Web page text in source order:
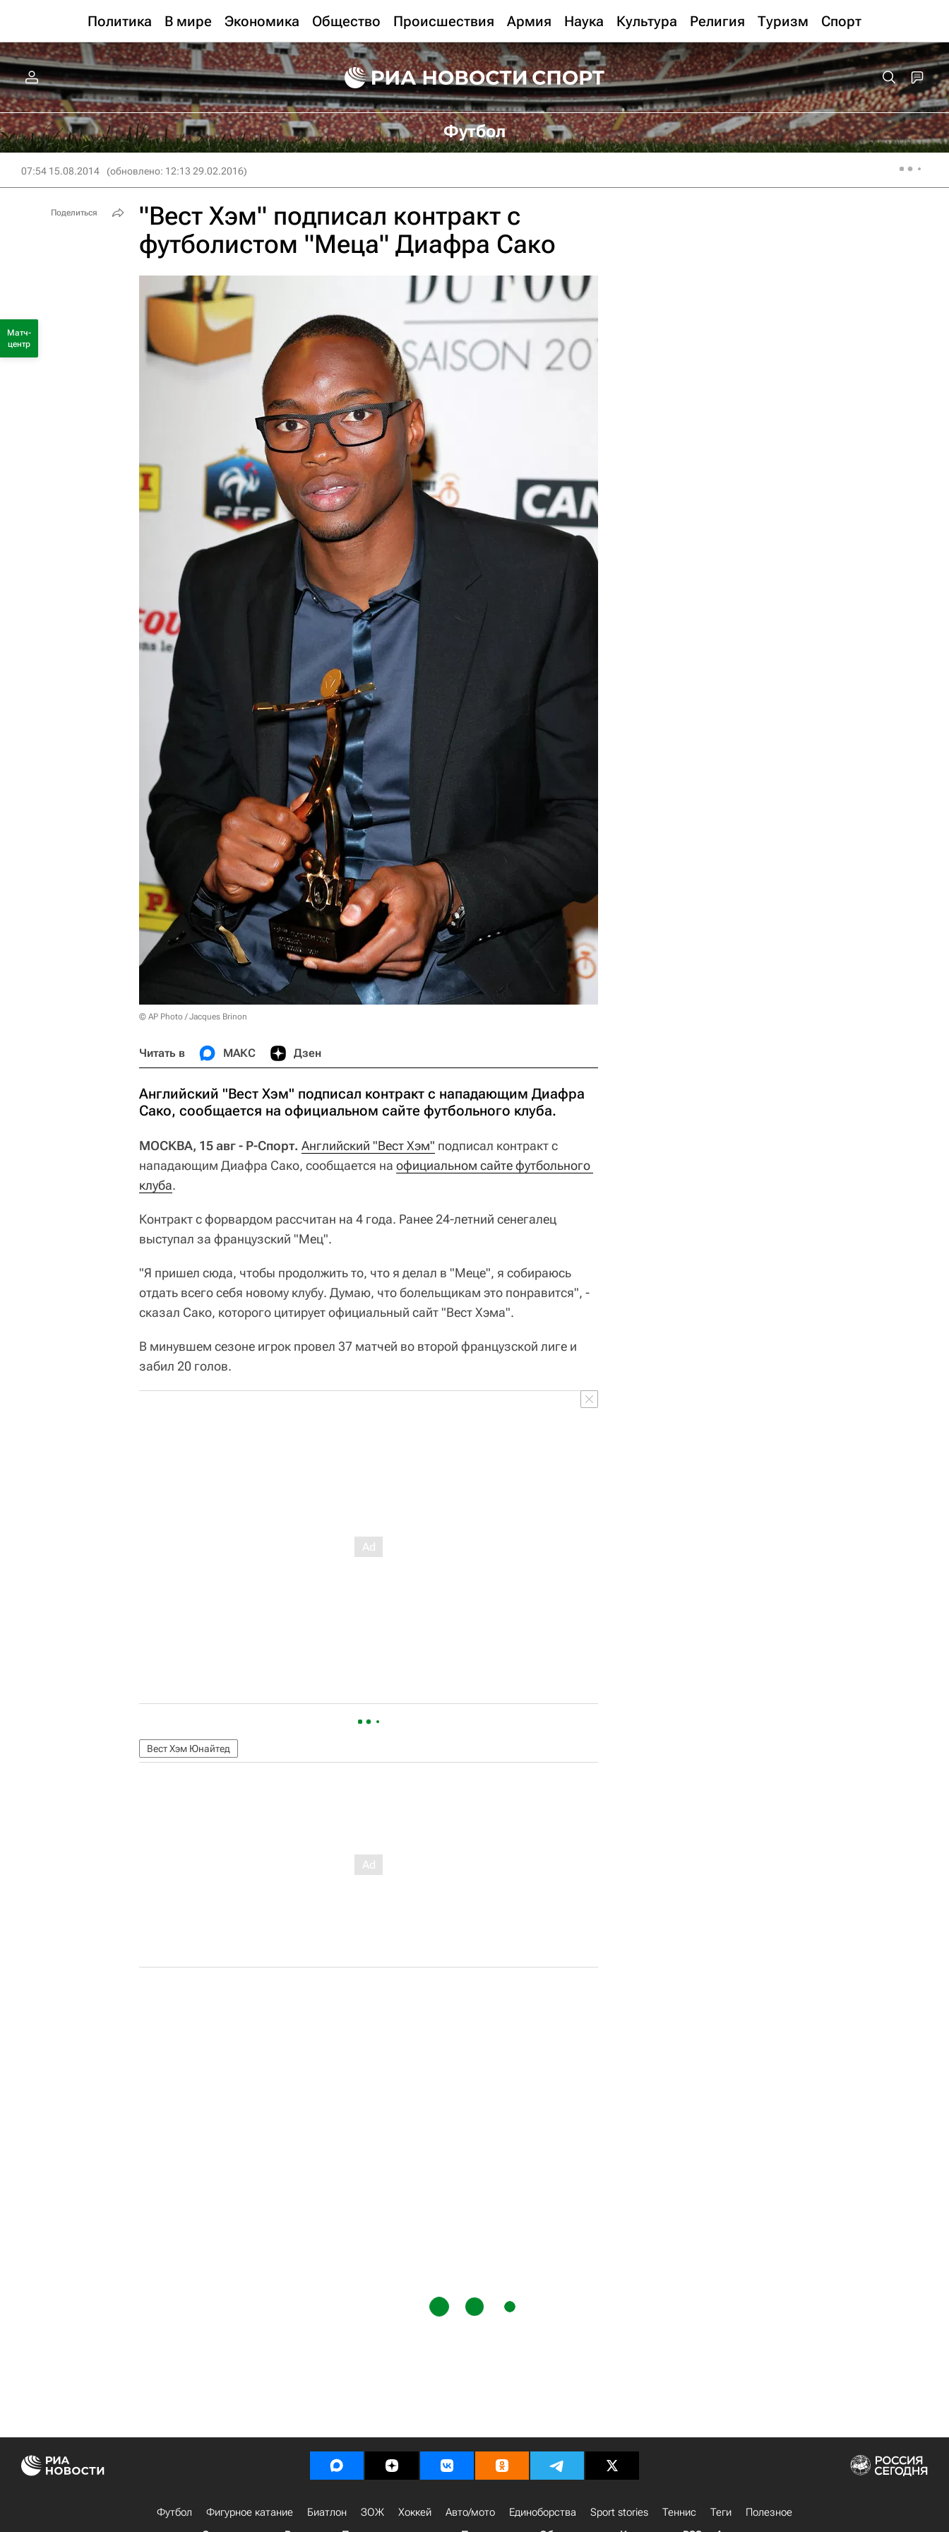
Политика В мире Экономика Общество Происшествия Армия Наука Культура Религия Туризм Спорт
Футбол
07:54 15.08.2014 (обновлено: 12:13 29.02.2016)
"Вест Хэм" подписал контракт с
футболистом "Меца" Диафра Сако
© AP Photo / Jacques Brinon
Читать в МАКС Дзен
Английский "Вест Хэм" подписал контракт с нападающим Диафра
Сако, сообщается на официальном сайте футбольного клуба.
МОСКВА, 15 авг - Р-Спорт. Английский "Вест Хэм" подписал контракт с
нападающим Диафра Сако, сообщается на официальном сайте футбольного
клуба.
Контракт с форвардом рассчитан на 4 года. Ранее 24-летний сенегалец
выступал за французский "Мец".
"Я пришел сюда, чтобы продолжить то, что я делал в "Меце", я собираюсь
отдать всего себя новому клубу. Думаю, что болельщикам это понравится", -
сказал Сако, которого цитирует официальный сайт "Вест Хэма".
В минувшем сезоне игрок провел 37 матчей во второй французской лиге и
забил 20 голов.
Вест Хэм Юнайтед
Поделиться
Матч-
центр
Футбол Фигурное катание Биатлон ЗОЖ Хоккей Авто/мото Единоборства Sport stories Теннис Теги
Полезное